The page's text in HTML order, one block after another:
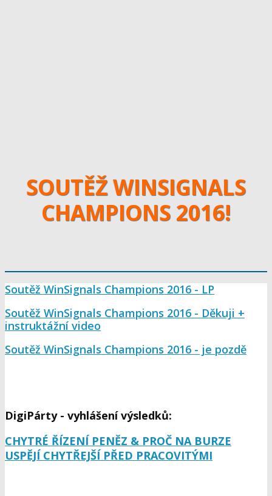
SOUTĚŽ WINSIGNALS
CHAMPIONS 2016!
Soutěž WinSignals Champions 2016 - LP
Soutěž WinSignals Champions 2016 - Děkuji +
instruktážní video
Soutěž WinSignals Champions 2016 - je pozdě
DigiPárty - vyhlášení výsledků:
CHYTRÉ ŘÍZENÍ PENĚZ & PROČ NA BURZE
USPĚJÍ CHYTŘEJŠÍ PŘED PRACOVITÝMI